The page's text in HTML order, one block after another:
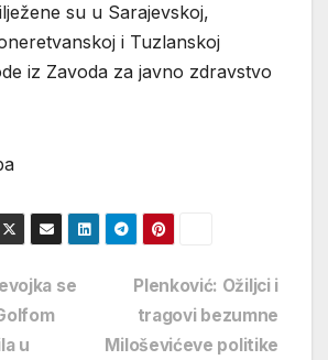
su u Sarajevskoj,
i Tuzlanskoj
iz Zavoda za javno zdravstvo
Plenković: Ožiljci i
tragovi bezumne
Miloševićeve politike
se
u